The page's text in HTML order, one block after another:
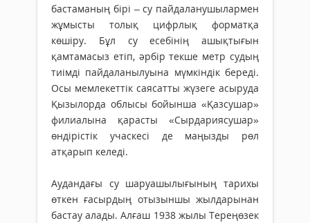
бастаманың бірі – су пайдаланушылармен
жұмысты толық цифрлық форматқа
көшіру. Бұл су есебінің ашық­тығын
қамтамасыз етіп, әрбір текше метр судың
тиімді пайдаланылуына мүмкіндік береді.
Осы мемлекеттік саясатты жүзеге асыруда
Қызылорда облысы бо­йынша «Қазсушар»
филиалына қарасты «Сырдариясушар»
өндірістік учаскесі де маңызды рөл
атқарып келеді.
Аудандағы су шаруашылығының тарихы
өткен ғасырдың отызыншы жылдарынан
бастау алады. Алғаш 1938 жылы Тереңөзек